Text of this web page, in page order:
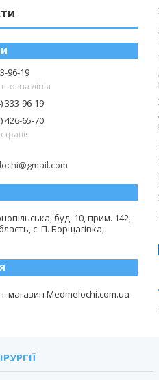
96-19
лінія
333-96-19
426-65-70
буд. 10, прим. 142,
с. П. Борщагівка,
магазин Medmelochi.com.ua